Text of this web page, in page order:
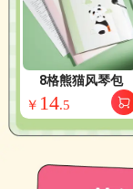
￥ 14.5
8格熊猫风琴包